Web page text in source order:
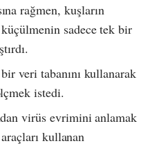
rağmen, kuşların
sadece tek bir
veri tabanını kullanarak
istedi.
virüs evrimini anlamak
kullanan